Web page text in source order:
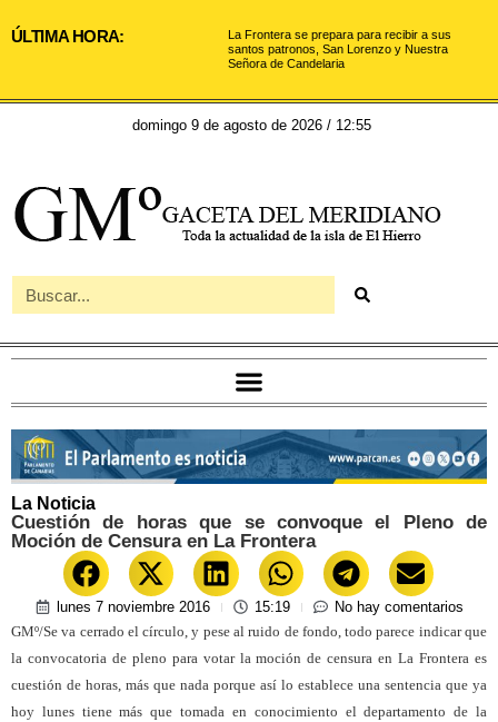
ÚLTIMA HORA:
La Frontera se prepara para recibir a sus
santos patronos, San Lorenzo y Nuestra
Señora de Candelaria
domingo 9 de agosto de 2026 / 12:55
La Noticia
Cuestión de horas que se convoque el Pleno de
Moción de Censura en La Frontera
lunes 7 noviembre 2016 15:19
No hay comentarios
GMº/Se va cerrado el círculo, y pese al ruido de fondo, todo parece indicar que
la convocatoria de pleno para votar la moción de censura en La Frontera es
cuestión de horas, más que nada porque así lo establece una sentencia que ya
hoy lunes tiene más que tomada en conocimiento el departamento de la